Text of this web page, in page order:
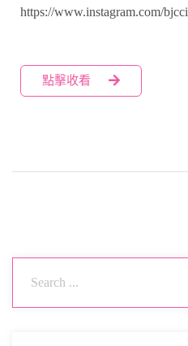
https://www.instagram.com/
點擊收看